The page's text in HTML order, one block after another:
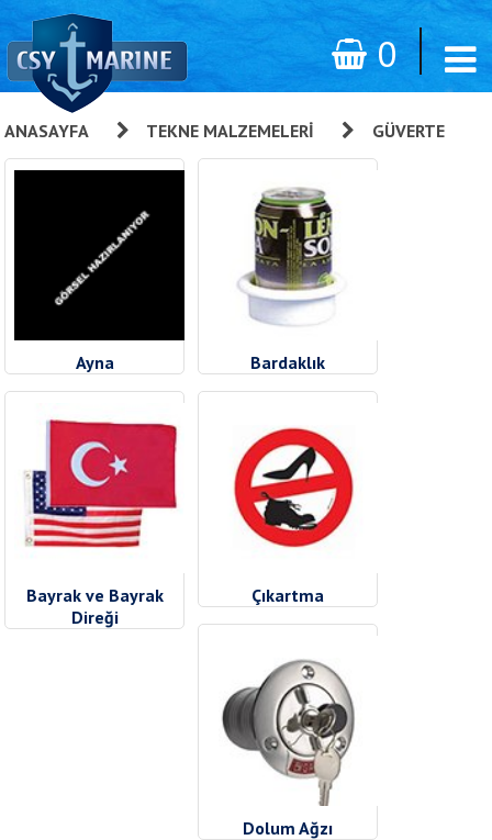
0
ANASAYFA TEKNE MALZEMELERI GÜVERTE
Ayna Bardaklık
Bayrak ve Bayrak
Direği
Çıkartma
Dolum Ağzı